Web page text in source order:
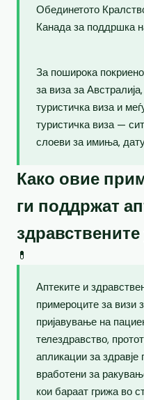
Обединетото
Канада за поддршка
За поширока
за виза за
туристичка виза и
туристичка виза —
слоеви за имиња,
Како овие
ги поддржат
здравствените
💊
Аптеките и
примероците за визи
пријавување на
телездравство,
апликации за
вработени за
кои бараат грижа во